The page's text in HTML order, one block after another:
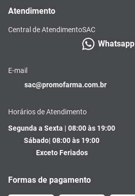
Atendimento
Central de AtendimentoSAC
Whatsapp
E-mail
sac@promofarma.com.br
Horários de Atendimento
Segunda a Sexta | 08:00 às 19:00
Sábado| 08:00 às 19:00
Exceto Feriados
Formas de pagamento